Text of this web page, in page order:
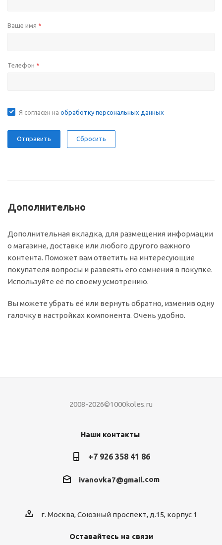
Ваше имя *
Телефон *
Я согласен на обработку персональных данных
Сбросить
Дополнительно
Дополнительная вкладка, для размещения информации
о магазине, доставке или любого другого важного
контента. Поможет вам ответить на интересующие
покупателя вопросы и развеять его сомнения в покупке.
Используйте её по своему усмотрению.
Вы можете убрать её или вернуть обратно, изменив одну
галочку в настройках компонента. Очень удобно.
2008-2026©1000koles.ru
Наши контакты
+7 926 358 41 86
ivanovka7@gmail.com
г. Москва, Союзный проспект, д.15, корпус 1
Оставайтесь на связи